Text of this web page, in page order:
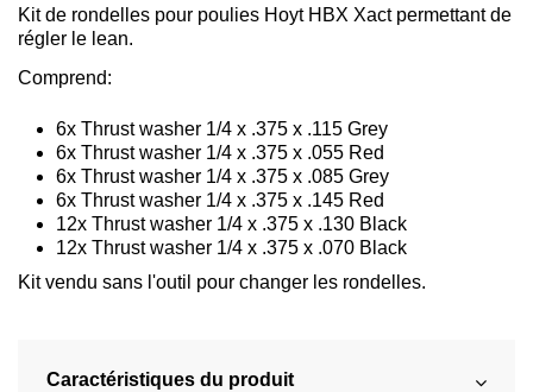
Kit de rondelles pour poulies Hoyt HBX Xact permettant de
régler le lean.
Comprend:
6x Thrust washer 1/4 x .375 x .115 Grey
6x Thrust washer 1/4 x .375 x .055 Red
6x Thrust washer 1/4 x .375 x .085 Grey
6x Thrust washer 1/4 x .375 x .145 Red
12x Thrust washer 1/4 x .375 x .130 Black
12x Thrust washer 1/4 x .375 x .070 Black
Kit vendu sans l'outil pour changer les rondelles.
Caractéristiques du produit